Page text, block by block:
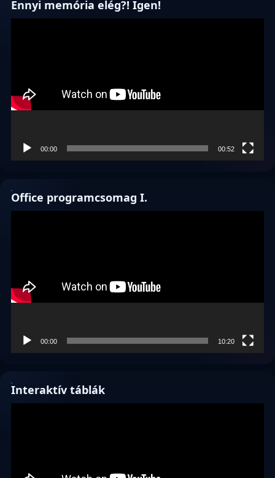
Ennyi memória elég?! Igen!
00:00 00:52
Office programcsomag I.
00:00 10:20
Interaktív táblák